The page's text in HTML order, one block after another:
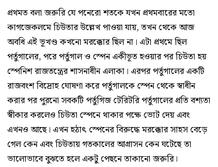
প্রথমত বলা জরুরি যে পনেরো শতকে যখন প্রথমবারের মতো
কাগজেকলমে চিউতার উল্লেখ পাওয়া যায়, তখন থেকে আজ
অবধি এই ভূখণ্ড কখনো মরক্কোর ছিল না। এটা প্রথমে ছিল
পর্তুগালের, পরে পর্তুগাল ও স্পেন একীভূত হওয়ার পর চিউতা হয়
স্পেনিশ রাজতন্ত্রের শাসনাধীন এলাকা। এরপর পর্তুগালের একটি
রাজবংশ বিদ্রোহ ঘোষণা করে পর্তুগালকে স্পেন থেকে স্বাধীন
করার পর পুরনো সবকটি পর্তুগিজ টেরিটরি পর্তুগালের প্রতি বশ্যতা
স্বীকার করলেও চিউতা স্পেনে থাকার পক্ষে ভোট দেয় এবং
এখনও আছে। এখন হঠাৎ স্পেনের বিরুদ্ধে মরক্কোর সাহস বেড়ে
গেল কেন এবং চিউতায় গতকালের আগ্রাসন কেন ঘটেছে তা
ভালোভাবে বুঝতে হলে একটু পেছনে তাকানো জরুরি।